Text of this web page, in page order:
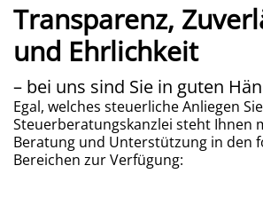
Transparenz,
und Ehrlichkeit
– bei uns sind Sie in guten
Egal, welches steuerliche Anliegen
Steuerberatungskanzlei steht Ihnen
Beratung und Unterstützung in den
Bereichen zur Verfügung: